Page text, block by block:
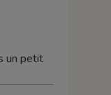
un petit